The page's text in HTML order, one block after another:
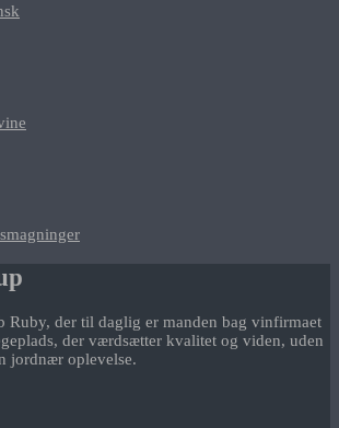
Ruby, der til daglig er manden bag vinfirmaet
der værdsætter kvalitet og viden, uden
jordnær oplevelse.